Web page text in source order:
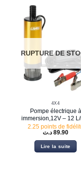
RUPTURE DE
4X4
Pompe électrique à
immersion,12V – 12
2.25 points de
89.90 د.ت
Lire la suite